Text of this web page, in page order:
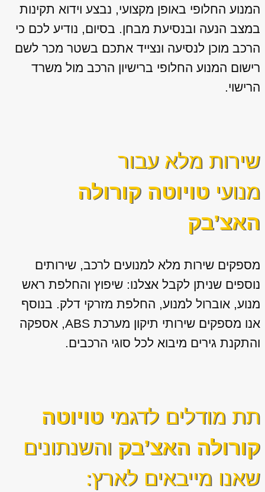
המנוע החלופי באופן מקצועי, נבצע וידוא תקינות
במצב הנעה ובנסיעת מבחן. בסיום, נודיע לכם כי
הרכב מוכן לנסיעה ונצייד אתכם בשטר מכר לשם
רישום המנוע החלופי ברישיון הרכב מול משרד
הרישוי.
שירות מלא עבור
מנועיטויוטה קורולה
האצ’בק
מספקים שירות מלא למנועים לרכב, שירותים
נוספים שניתן לקבל אצלנו: שיפוץ והחלפת ראש
מנוע, אוברול למנוע, החלפת מזרקי דלק. בנוסף
אנו מספקים שירותי תיקון מערכת ABS, אספקה
והתקנת גירים מיבוא לכל סוגי הרכבים.
תת מודלים לדגמיטויוטה
קורולה האצ’בק והשנתונים
שאנו מייבאים לארץ: